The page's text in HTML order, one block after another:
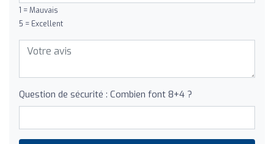
1 = Mauvais
5 = Excellent
Question de sécurité : Combien font 8+4 ?